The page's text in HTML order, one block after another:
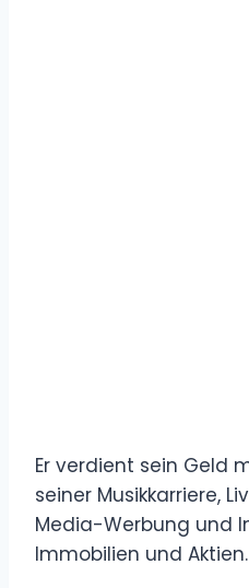
Er verdient sein Geld
seiner Musikkarriere,
Media-Werbung und
Immobilien und Aktien.